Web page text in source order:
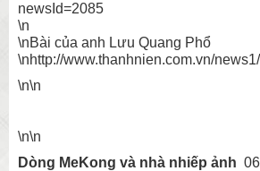
newsId=2085
\n
\nBài của anh Lưu Quang Phổ
\nhttp://www.thanhnien.com.vn/
\n\n
\n\n
Dòng MeKong và nhà nhiếp ảnh